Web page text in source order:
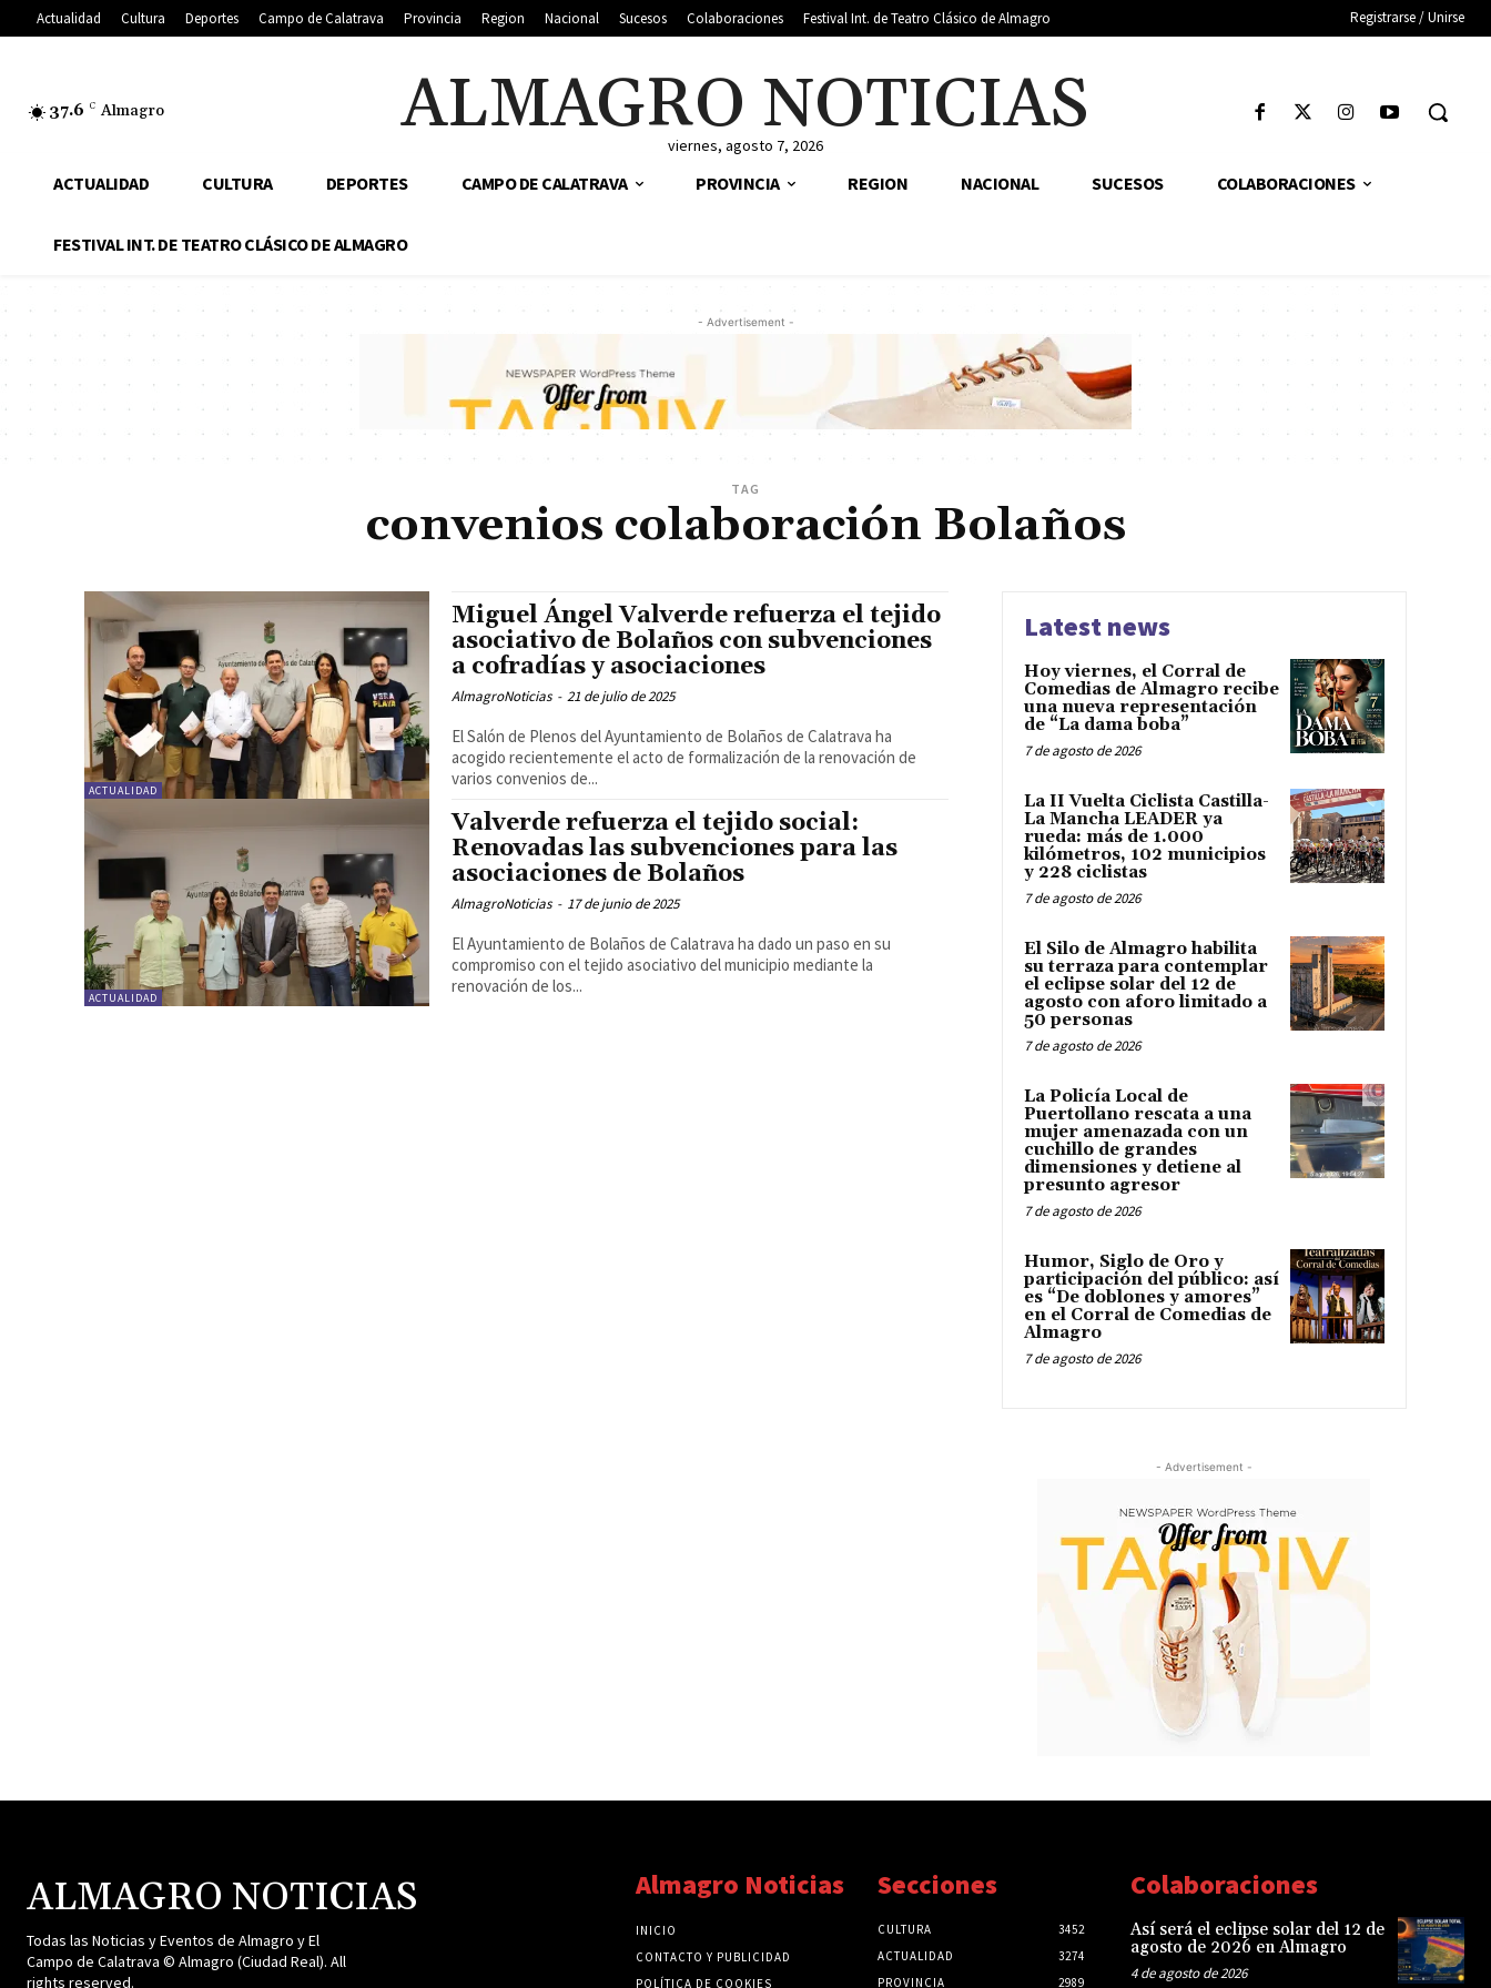
Actualidad Cultura Deportes Campo de Calatrava Provincia Region Nacional Sucesos Colaboraciones Festival Int. de Teatro Clásico de Almagro Registrarse / Unirse
37.6 C Almagro ALMAGRO NOTICIAS
viernes, agosto 7, 2026
ACTUALIDAD CULTURA DEPORTES CAMPO DE CALATRAVA PROVINCIA REGION NACIONAL SUCESOS COLABORACIONES
FESTIVAL INT. DE TEATRO CLÁSICO DE ALMAGRO
- Advertisement -
TAG
convenios colaboración Bolaños
ACTUALIDAD
Miguel Ángel Valverde refuerza el tejido
asociativo de Bolaños con subvenciones
a cofradías y asociaciones
AlmagroNoticias - 21 de julio de 2025
El Salón de Plenos del Ayuntamiento de Bolaños de Calatrava ha
acogido recientemente el acto de formalización de la renovación de
varios convenios de...
ACTUALIDAD
Valverde refuerza el tejido social:
Renovadas las subvenciones para las
asociaciones de Bolaños
AlmagroNoticias - 17 de junio de 2025
El Ayuntamiento de Bolaños de Calatrava ha dado un paso en su
compromiso con el tejido asociativo del municipio mediante la
renovación de los...
Latest news
Hoy viernes, el Corral de
Comedias de Almagro recibe
una nueva representación
de “La dama boba”
7 de agosto de 2026
La II Vuelta Ciclista Castilla-
La Mancha LEADER ya
rueda: más de 1.000
kilómetros, 102 municipios
y 228 ciclistas
7 de agosto de 2026
El Silo de Almagro habilita
su terraza para contemplar
el eclipse solar del 12 de
agosto con aforo limitado a
50 personas
7 de agosto de 2026
La Policía Local de
Puertollano rescata a una
mujer amenazada con un
cuchillo de grandes
dimensiones y detiene al
presunto agresor
7 de agosto de 2026
Humor, Siglo de Oro y
participación del público: así
es “De doblones y amores”
en el Corral de Comedias de
Almagro
7 de agosto de 2026
- Advertisement -
ALMAGRO NOTICIAS
Todas las Noticias y Eventos de Almagro y El
Campo de Calatrava © Almagro (Ciudad Real). All
rights reserved.
Almagro Noticias
INICIO
CONTACTO Y PUBLICIDAD
POLÍTICA DE COOKIES
Secciones
CULTURA
3452
ACTUALIDAD
3274
PROVINCIA
2989
Colaboraciones
Así será el eclipse solar del 12 de
agosto de 2026 en Almagro
4 de agosto de 2026